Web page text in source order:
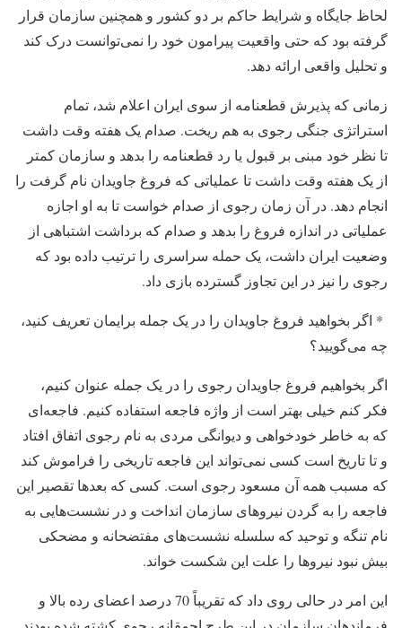
لحاظ جایگاه و شرایط حاکم بر دو کشور و همچنین سازمان قرار
گرفته بود که حتی واقعیت پیرامون خود را نمی‌توانست درک کند
و تحلیل واقعی ارائه دهد.
زمانی که پذیرش قطعنامه از سوی ایران اعلام شد، تمام
استراتژی جنگی رجوی به هم ریخت. صدام یک هفته وقت داشت
تا نظر خود مبنی بر قبول یا رد قطعنامه را بدهد و سازمان کمتر
از یک هفته وقت داشت تا عملیاتی که فروغ جاویدان نام گرفت را
انجام دهد. در آن زمان رجوی از صدام خواست تا به او اجازه
عملیاتی در اندازه فروغ را بدهد و صدام که برداشت اشتباهی از
وضعیت ایران داشت،‌ یک حمله سراسری را ترتیب داده بود که
رجوی را نیز در این تجاوز گسترده بازی داد.
* اگر بخواهید فروغ جاویدان را در یک جمله برایمان تعریف کنید،
چه می‌گویید؟
اگر بخواهیم فروغ جاویدان رجوی را در یک جمله عنوان کنیم،
فکر کنم خیلی بهتر است از واژه فاجعه استفاده کنیم. فاجعه‌ای
که به خاطر خودخواهی و دیوانگی مردی به نام رجوی اتفاق افتاد
و تا تاریخ است کسی نمی‌تواند این فاجعه تاریخی را فراموش کند
که مسبب همه آن مسعود رجوی است. کسی که بعدها تقصیر این
فاجعه را به گردن نیروهای سازمان انداخت و در نشست‌هایی به
نام تنگه و توحید که سلسله نشست‌های مفتضحانه و مضحکی
بیش نبود نیروها را علت این شکست خواند.
این امر در حالی روی داد که تقریباً‌ 70 درصد اعضای رده بالا و